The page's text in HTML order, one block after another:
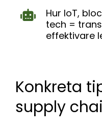
Hur IoT,
tech =
effektivare
Konkreta
supply